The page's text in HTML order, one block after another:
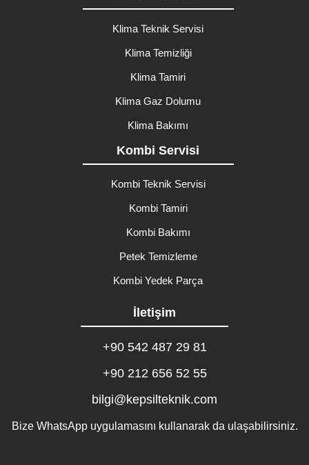
Klima Teknik Servisi
Klima Temizliği
Klima Tamiri
Klima Gaz Dolumu
Klima Bakımı
Kombi Servisi
Kombi Teknik Servisi
Kombi Tamiri
Kombi Bakımı
Petek Temizleme
Kombi Yedek Parça
İletişim
+90 542 487 29 81
+90 212 656 52 55
bilgi@kepsilteknik.com
Bize WhatsApp uygulamasını kullanarak da ulaşabilirsiniz.